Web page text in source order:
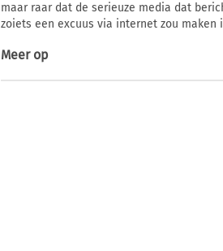
maar raar dat de serieuze media dat
zoiets een excuus via internet zou maken
Meer op